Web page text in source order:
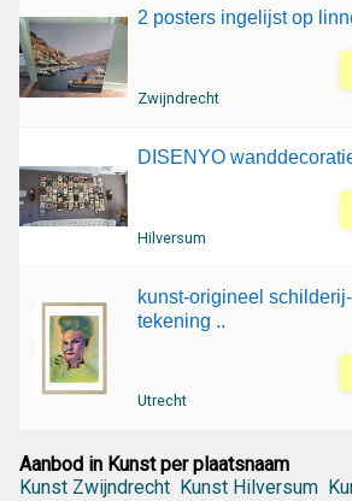
2 posters ingelijst op
Zwijndrecht
DISENYO
Hilversum
kunst-origineel
tekening ..
Utrecht
Aanbod in Kunst per plaatsnaam
Kunst Zwijndrecht Kunst Hilversum